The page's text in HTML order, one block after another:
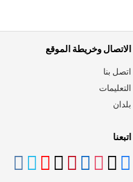
الاتصال وخريطة الموقع
اتصل بنا
التعليمات
بلدان
اتبعنا